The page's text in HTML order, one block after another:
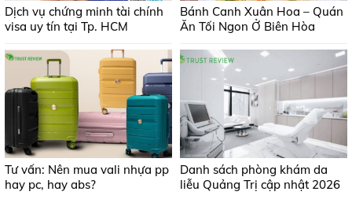
Dịch vụ chứng minh tài chính
visa uy tín tại Tp. HCM
Bánh Canh Xuân Hoa – Quán
Ăn Tối Ngon Ở Biên Hòa
Tư vấn: Nên mua vali nhựa pp
hay pc, hay abs?
Danh sách phòng khám da
liễu Quảng Trị cập nhật 2026